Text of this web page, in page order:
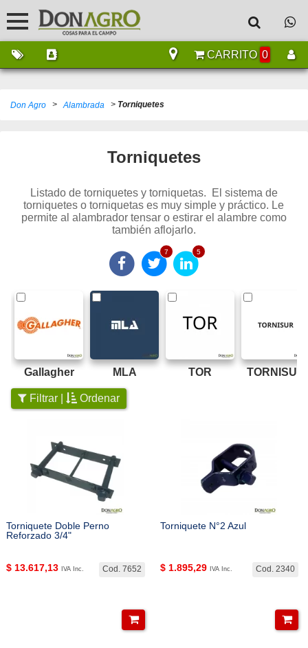
CARRITO 0
Don Agro > Alambrada > Torniquetes
Torniquetes
Listado de torniquetes y torniquetas. El sistema de
torniquetes o torniquetas es muy simple y práctico. Le
permite al alambrador tensar o estirar el alambre como
también aflojarlo.
7 5
Gallagher MLA TOR TORNISUR
Filtrar | Ordenar
Torniquete Doble Perno
Reforzado 3/4"
Cod. 7652
$ 13.617,13 IVA Inc.
Torniquete N°2 Azul
Cod. 2340
$ 1.895,29 IVA Inc.